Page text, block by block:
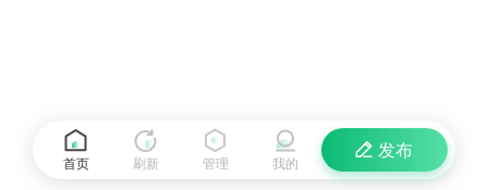
首页 刷新
发布
管理 我的